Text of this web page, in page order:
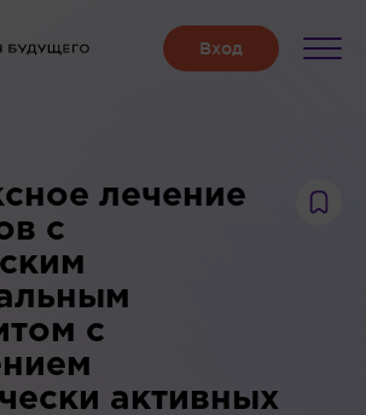
лечение
с
с
активных